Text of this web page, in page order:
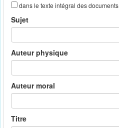
dans le texte intégral des documents
Sujet
Auteur physique
Auteur moral
Titre